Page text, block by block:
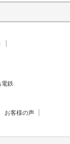
電鉄
お客様の声